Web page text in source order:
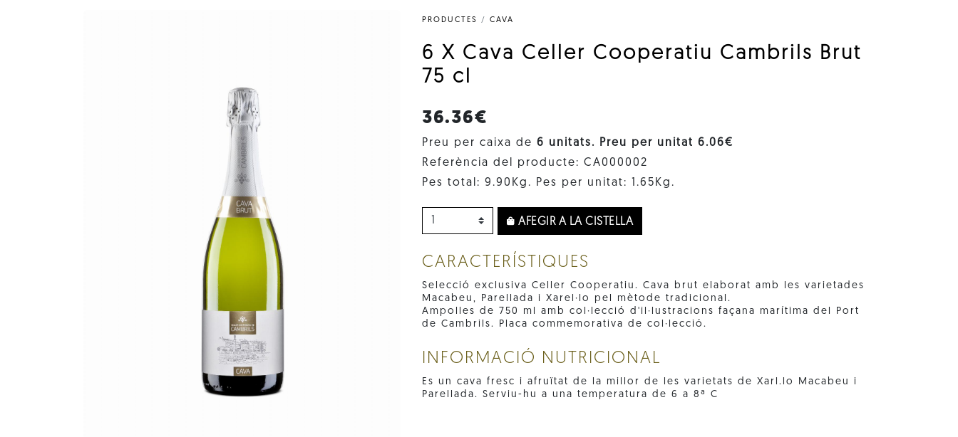
PRODUCTES / CAVA
6 X Cava Celler Cooperatiu Cambrils Brut
75 cl
36.36€
Preu per caixa de 6 unitats. Preu per unitat 6.06€
Referència del producte: CA000002
Pes total: 9.90Kg. Pes per unitat: 1.65Kg.
AFEGIR A LA CISTELLA
CARACTERÍSTIQUES
Selecció exclusiva Celler Cooperatiu. Cava brut elaborat amb les varietades
Macabeu, Parellada i Xarel·lo pel mètode tradicional.
Ampolles de 750 ml amb col·lecció d'il·lustracions façana marítima del Port
de Cambrils. Placa commemorativa de col·lecció.
INFORMACIÓ NUTRICIONAL
Es un cava fresc i afruïtat de la millor de les varietats de Xarl.lo Macabeu i
Parellada. Serviu-hu a una temperatura de 6 a 8ª C